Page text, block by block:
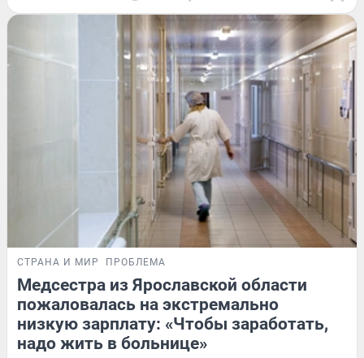
СТРАНА И МИР ПРОБЛЕМА
Медсестра из Ярославской области
пожаловалась на экстремально
низкую зарплату: «Чтобы заработать,
надо жить в больнице»